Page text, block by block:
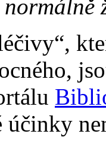
normálně
účinky